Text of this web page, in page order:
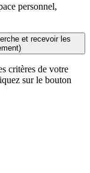
personnel,
et recevoir les
critères de votre
sur le bouton